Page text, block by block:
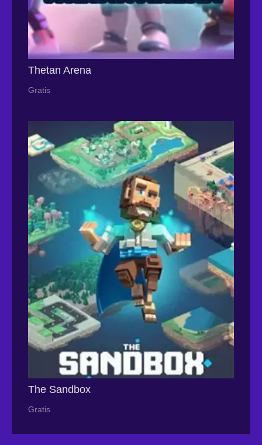
Thetan Arena
Gratis
The Sandbox
Gratis